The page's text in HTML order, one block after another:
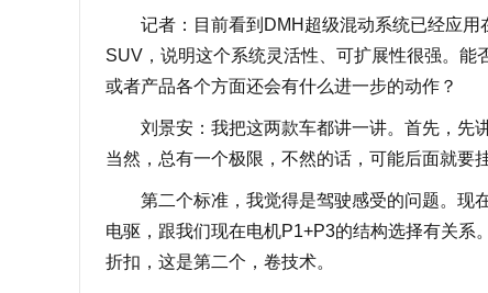
记者：目前看到DMH超级混动系统已经应用
SUV，说明这个系统灵活性、可扩展性很强。
或者产品各个方面还会有什么进一步的动作？
刘景安：我把这两款车都讲一讲。首先，先讲
当然，总有一个极限，不然的话，可能后面就要
第二个标准，我觉得是驾驶感受的问题。现
电驱，跟我们现在电机P1+P3的结构选择有关系
折扣，这是第二个，卷技术。